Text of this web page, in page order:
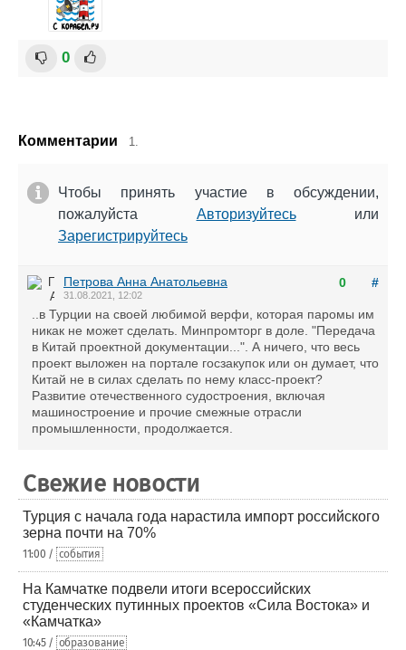
0
Комментарии 1.
Чтобы принять участие в обсуждении,
пожалуйста Авторизуйтесьили
Зарегистрируйтесь
0 #
Петрова Анна Анатольевна
31.08.2021, 12:02
..в Турции на своей любимой верфи, которая паромы им
никак не может сделать. Минпромторг в доле. "Передача
в Китай проектной документации...". А ничего, что весь
проект выложен на портале госзакупок или он думает, что
Китай не в силах сделать по нему класс-проект?
Развитие отечественного судостроения, включая
машиностроение и прочие смежные отрасли
промышленности, продолжается.
Свежие новости
Турция с начала года нарастила импорт российского
зерна почти на 70%
11:00 / события
На Камчатке подвели итоги всероссийских
студенческих путинных проектов «Сила Востока» и
«Камчатка»
10:45 / образование